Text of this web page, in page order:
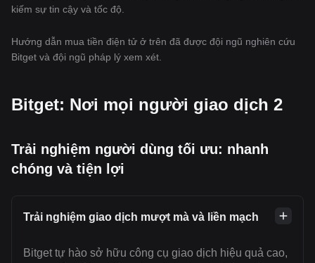
kiếm sự tin cậy và tốc độ.
Hướng dẫn mua tiền điện tử ở trên đã được đội ngũ nghiên cứu
Bitget và đội ngũ pháp lý xem xét.
Bitget: Nơi mọi người giao dịch 2
Trải nghiệm người dùng tối ưu: nhanh
chóng và tiện lợi
Trải nghiệm giao dịch mượt mà và liền mạch
Bitget tự hào sở hữu công cụ giao dịch hiệu quả cao,